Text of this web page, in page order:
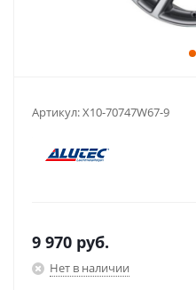
Артикул:X10-70747W67-9
9 970 руб.
Нет в наличии